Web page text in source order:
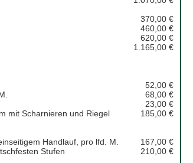
370,00 €
460,00 €
620,00 €
1.165,00 €
52,00 €
68,00 €
23,00 €
mit Scharnieren und Riegel
185,00 €
Handlauf, pro lfd. M.
167,00 €
Stufen
210,00 €